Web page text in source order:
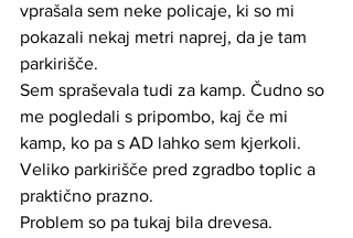
vprašala sem neke policaje, ki so mi
pokazali nekaj metri naprej, da je tam
parkirišče.
Sem spraševala tudi za kamp. Čudno so
me pogledali s pripombo, kaj če mi
kamp, ko pa s AD lahko sem kjerkoli.
Veliko parkirišče pred zgradbo toplic a
praktično prazno.
Problem so pa tukaj bila drevesa.